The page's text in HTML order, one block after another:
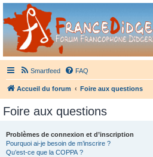
France Didgeridoo
Didgeridoo et Guimbarde sur France Didgeridoo -
Smartfeed FAQ
Accueil du forum Foire aux questions
Foire aux questions
Problèmes de connexion et d’inscription
Pourquoi ai-je besoin de m’inscrire ?
Qu’est-ce que la COPPA ?